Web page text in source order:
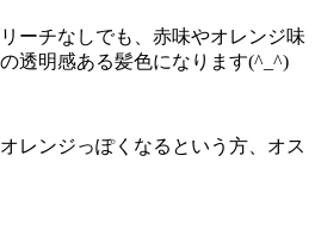
ーチなしでも、赤味やオレンジ味
透明感ある髪色になります(^_^)
レンジっぽくなるという方、オス